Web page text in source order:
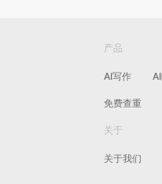
产品
AI写作
免费查重
关于
关于我们